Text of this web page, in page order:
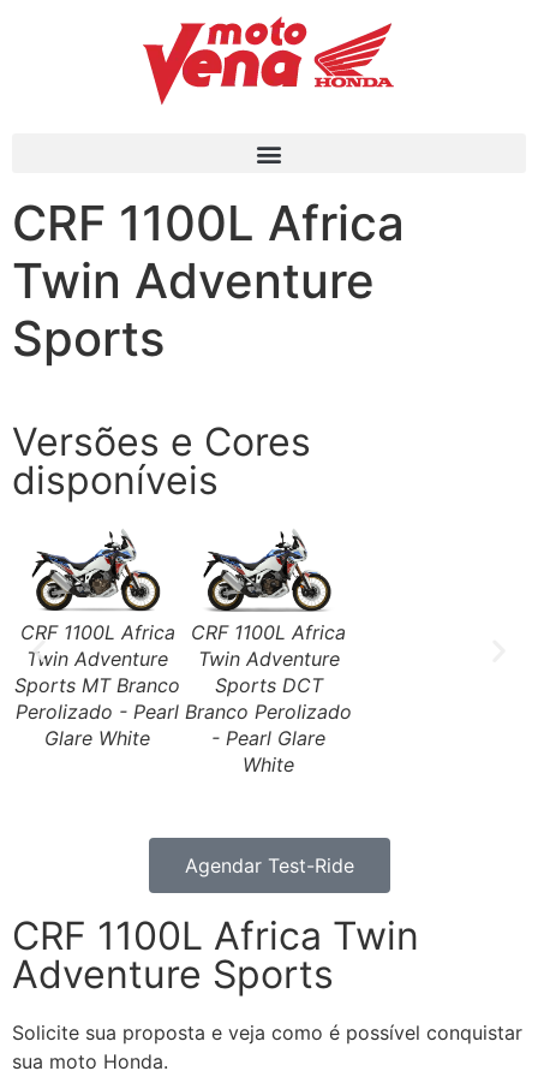
CRF 1100L Africa
Twin Adventure
Sports
CRF 1100L Africa Twin
Adventure
Sports
Tenho Interesse
Versões e Cores
disponíveis
CRF 1100L Africa
Twin Adventure
Sports MT Branco
Perolizado - Pearl
Glare White
CRF 1100L Africa
Twin Adventure
Sports DCT
Branco Perolizado
- Pearl Glare
White
Agendar Test-Ride
CRF 1100L Africa Twin
Adventure Sports
Solicite sua proposta e veja como é possível conquistar
sua moto Honda.